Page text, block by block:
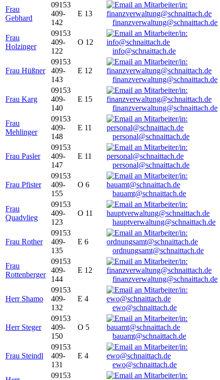
Frau
Gebhard
09153
409-
142
E 13
finanzverwaltung@schnaittach.de
Frau
Holzinger
09153
409-
122
O 12
info@schnaittach.de
Frau Hüßner
09153
409-
143
E 12
finanzverwaltung@schnaittach.de
Frau Karg
09153
409-
140
E 15
finanzverwaltung@schnaittach.de
Frau
Mehlinger
09153
409-
148
E 11
personal@schnaittach.de
Frau Pasler
09153
409-
147
E 11
personal@schnaittach.de
Frau Pfister
09153
409-
155
O 6
bauamt@schnaittach.de
Frau
Quadvlieg
09153
409-
123
O 11
hauptverwaltung@schnaittach.de
Frau Rother
09153
409-
135
E 6
ordnungsamt@schnaittach.de
Frau
Rottenberger
09153
409-
144
E 12
finanzverwaltung@schnaittach.de
Herr Shamo
09153
409-
132
E 4
ewo@schnaittach.de
Herr Steger
09153
409-
150
O 5
bauamt@schnaittach.de
Frau Steindl
09153
409-
131
E 4
ewo@schnaittach.de
09153